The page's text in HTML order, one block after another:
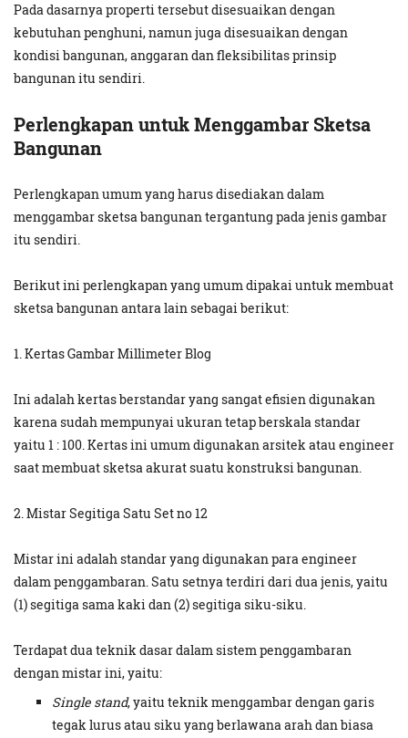
Pada dasarnya properti tersebut disesuaikan dengan
kebutuhan penghuni, namun juga disesuaikan dengan
kondisi bangunan, anggaran dan fleksibilitas prinsip
bangunan itu sendiri.
Perlengkapan untuk Menggambar Sketsa
Bangunan
Perlengkapan umum yang harus disediakan dalam
menggambar sketsa bangunan tergantung pada jenis gambar
itu sendiri.
Berikut ini perlengkapan yang umum dipakai untuk membuat
sketsa bangunan antara lain sebagai berikut:
1. Kertas Gambar Millimeter Blog
Ini adalah kertas berstandar yang sangat efisien digunakan
karena sudah mempunyai ukuran tetap berskala standar
yaitu 1 : 100. Kertas ini umum digunakan arsitek atau engineer
saat membuat sketsa akurat suatu konstruksi bangunan.
2. Mistar Segitiga Satu Set no 12
Mistar ini adalah standar yang digunakan para engineer
dalam penggambaran. Satu setnya terdiri dari dua jenis, yaitu
(1) segitiga sama kaki dan (2) segitiga siku-siku.
Terdapat dua teknik dasar dalam sistem penggambaran
dengan mistar ini, yaitu:
Single stand, yaitu teknik menggambar dengan garis
tegak lurus atau siku yang berlawana arah dan biasa